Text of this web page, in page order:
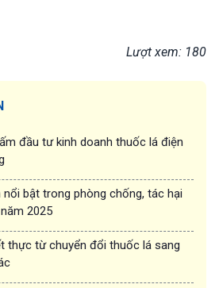
Lượt xem: 180
đầu tư kinh doanh thuốc lá điện
nổi bật trong phòng chống, tác hại
2025
thực từ chuyển đổi thuốc lá sang